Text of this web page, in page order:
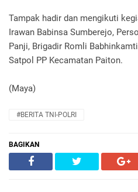
Tampak hadir dan mengikuti
Irawan Babinsa Sumberejo,
Panji, Brigadir Romli
Satpol PP Kecamatan Paiton.
(Maya)
#BERITA TNI-POLRI
BAGIKAN